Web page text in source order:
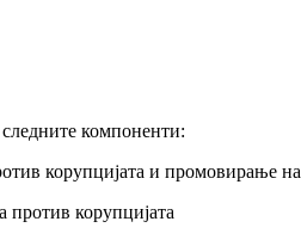
компоненти:
корупцијата и промовирање
против корупцијата